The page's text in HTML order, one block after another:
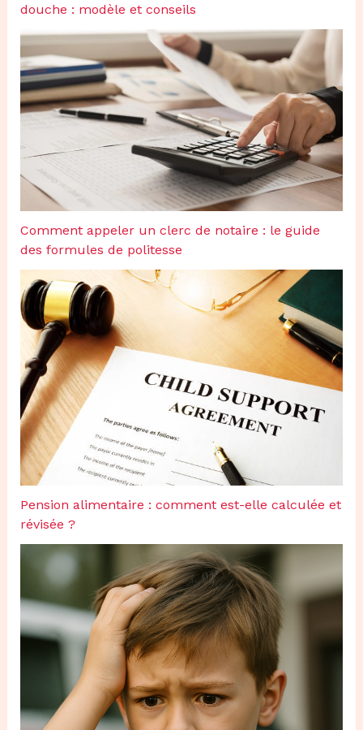
douche : modèle et conseils
Comment appeler un clerc de notaire : le guide
des formules de politesse
Pension alimentaire : comment est-elle calculée et
révisée ?